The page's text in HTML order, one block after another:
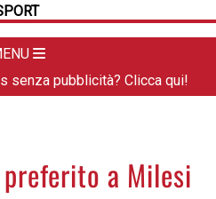
PIAZZA
senza pubblicità? Clicca qui!
a Milesi